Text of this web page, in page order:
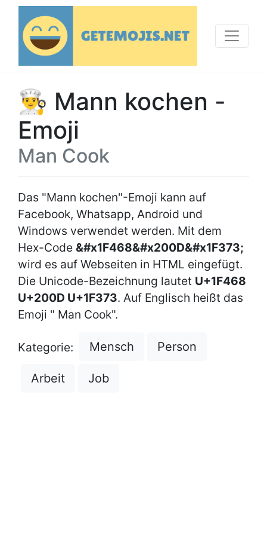
👨‍🍳 Mann kochen -
Emoji
Man Cook
Das "Mann kochen"-Emoji kann auf
Facebook, Whatsapp, Android und
Windows verwendet werden. Mit dem
Hex-Code &#x1F468&#x200D&#x1F373;
wird es auf Webseiten in HTML eingefügt.
Die Unicode-Bezeichnung lautet U+1F468
U+200D U+1F373. Auf Englisch heißt das
Emoji " Man Cook".
Kategorie: Mensch Person
Arbeit Job